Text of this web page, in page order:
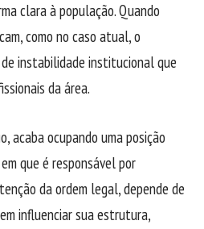
clara à população. Quando
como no caso atual, o
instabilidade institucional que
da área.
acaba ocupando uma posição
que é responsável por
da ordem legal, depende de
influenciar sua estrutura,